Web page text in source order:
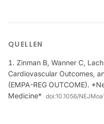
QUELLEN
Zinman B, Wanner C,
Cardiovascular Outcomes,
(EMPA-REG OUTCOME).
Medicine* doi:10.1056/